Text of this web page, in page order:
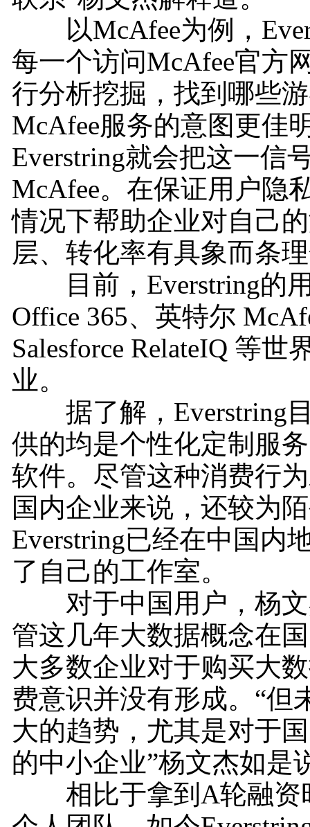
以McAfee为例，
每一个访问McAfee官方
行分析挖掘，找到哪些
McAfee服务的意图更佳
Everstring就会把这一信
McAfee。在保证用户隐
情况下帮助企业对自己
层、转化率有具象而条
目前，Everstring的
Office 365、英特尔
Salesforce RelateIQ 等世
业。
据了解，Everstring
供的均是个性化定制服
软件。尽管这种消费行
国内企业来说，还较为
Everstring已经在中国内
了自己的工作室。
对于中国用户，杨文
管这几年大数据概念在
大多数企业对于购买大
费意识并没有形成。“但
大的趋势，尤其是对于
的中小企业”杨文杰如是
相比于拿到A轮融资